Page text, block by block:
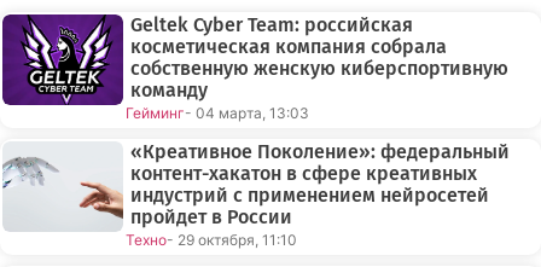
Geltek Cyber Team: российская
косметическая компания собрала
собственную женскую киберспортивную
команду
Гейминг- 04 марта, 13:03
«Креативное Поколение»: федеральный
контент-хакатон в сфере креативных
индустрий с применением нейросетей
пройдет в России
Техно- 29 октября, 11:10